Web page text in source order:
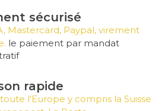
sécurisé
Mastercard, Paypal, virement
le paiement par mandat
rapide
l’Europe y compris la Suisse